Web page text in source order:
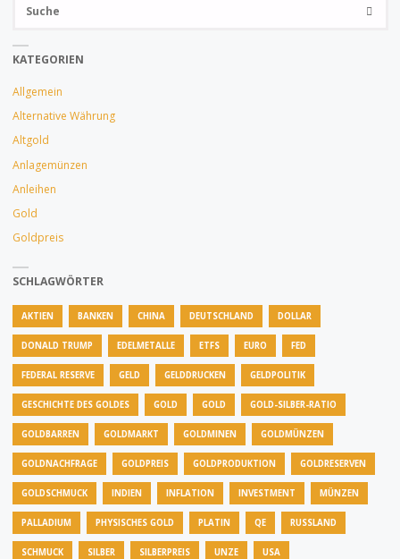
SUCHE
KATEGORIEN
Allgemein
Alternative Währung
Altgold
Anlagemünzen
Anleihen
Gold
Goldpreis
SCHLAGWÖRTER
AKTIEN BANKEN CHINA DEUTSCHLAND DOLLAR
DONALD TRUMP EDELMETALLE ETFS EURO FED
FEDERAL RESERVE GELD GELDDRUCKEN GELDPOLITIK
GESCHICHTE DES GOLDES GOLD GOLD GOLD-SILBER-RATIO
GOLDBARREN GOLDMARKT GOLDMINEN GOLDMÜNZEN
GOLDNACHFRAGE GOLDPREIS GOLDPRODUKTION GOLDRESERVEN
GOLDSCHMUCK INDIEN INFLATION INVESTMENT MÜNZEN
PALLADIUM PHYSISCHES GOLD PLATIN QE RUSSLAND
SCHMUCK SILBER SILBERPREIS UNZE USA